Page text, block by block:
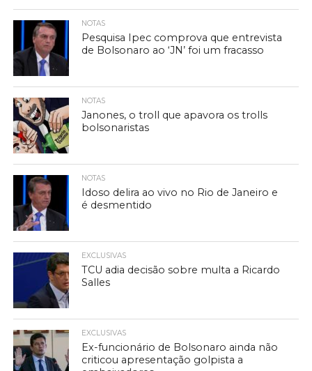
NOTAS
Pesquisa Ipec comprova que entrevista
de Bolsonaro ao ‘JN’ foi um fracasso
NOTAS
Janones, o troll que apavora os trolls
bolsonaristas
NOTAS
Idoso delira ao vivo no Rio de Janeiro e
é desmentido
EXCLUSIVAS
TCU adia decisão sobre multa a Ricardo
Salles
EXCLUSIVAS
Ex-funcionário de Bolsonaro ainda não
criticou apresentação golpista a